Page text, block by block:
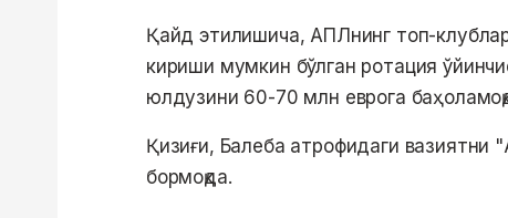
Қайд этилишича, АПЛнинг топ-
кириши мумкин бўлган ротация
юлдузини 60-70 млн еврога
Қизиғи, Балеба атрофидаги
бормоқда.